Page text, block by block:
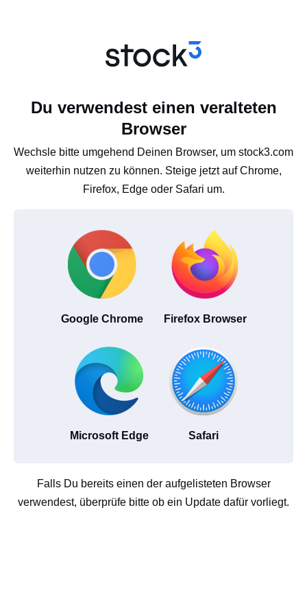
Du verwendest einen veralteten
Browser
Wechsle bitte umgehend Deinen Browser, um stock3.com
weiterhin nutzen zu können. Steige jetzt auf Chrome,
Firefox, Edge oder Safari um.
Google Chrome Firefox Browser
Microsoft Edge Safari
Falls Du bereits einen der aufgelisteten Browser
verwendest, überprüfe bitte ob ein Update dafür vorliegt.